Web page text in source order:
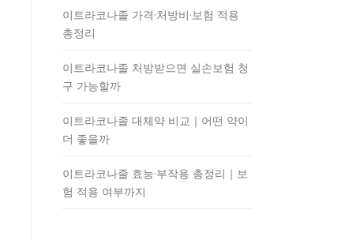
이트라코나졸 가격·처방비·보험 적용
총정리
이트라코나졸 처방받으면 실손보험 청
구 가능할까
이트라코나졸 대체약 비교｜어떤 약이
더 좋을까
이트라코나졸 효능·부작용 총정리｜보
험 적용 여부까지